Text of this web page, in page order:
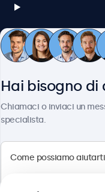
Hai bisogno di
Chiamaci o inviaci un
specialista.